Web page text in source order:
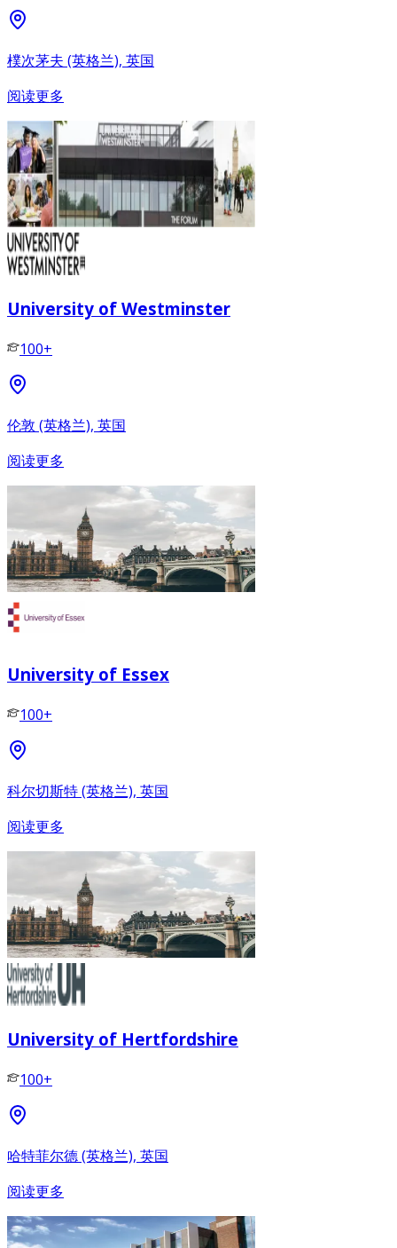
樸次茅夫 (英格兰), 英国
阅读更多
University of Westminster
100+
伦敦 (英格兰), 英国
阅读更多
University of Essex
100+
科尔切斯特 (英格兰), 英国
阅读更多
University of Hertfordshire
100+
哈特菲尔德 (英格兰), 英国
阅读更多